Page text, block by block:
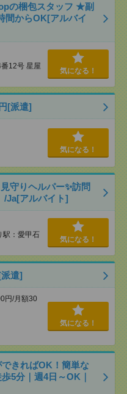
の梱包スタッフ ★副
からOK[アルバイ
12号 星屋
気になる！
[派遣]
気になる！
守りヘルパー✨訪問
/Ja[アルバイト]
駅：愛甲石
気になる！
遣]
円/月額30
気になる！
きればOK！簡単な
5分｜週4日～OK｜